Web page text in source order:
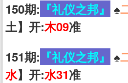
150期: 『礼仪之邦』 ♠️
土】开:木09准
151期: 『礼仪之邦』 ♠️
水】开:水31准